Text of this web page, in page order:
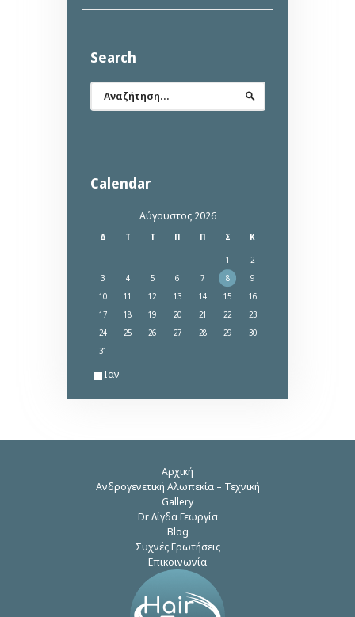
Search
Αναζήτηση
για:
Calendar
Αύγουστος 2026
Δ Τ Τ Π Π Σ Κ
1
2
3
4 5 6 7 8
9
10
11 12 13 14 15
16
17
18 19 20 21 22
23
24
25 26 27 28 29
30
31
« Ιαν
Αρχική
Ανδρογενετική Αλωπεκία – Τεχνική
Gallery
Dr Λίγδα Γεωργία
Blog
Συχνές Ερωτήσεις
Επικοινωνία